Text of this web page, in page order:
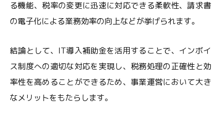
る機能、税率の変更に迅速に対応できる柔軟性、請求書
の電子化による業務効率の向上などが挙げられます。
結論として、IT導入補助金を活用することで、インボイ
ス制度への適切な対応を実現し、税務処理の正確性と効
率性を高めることができるため、事業運営において大き
なメリットをもたらします。